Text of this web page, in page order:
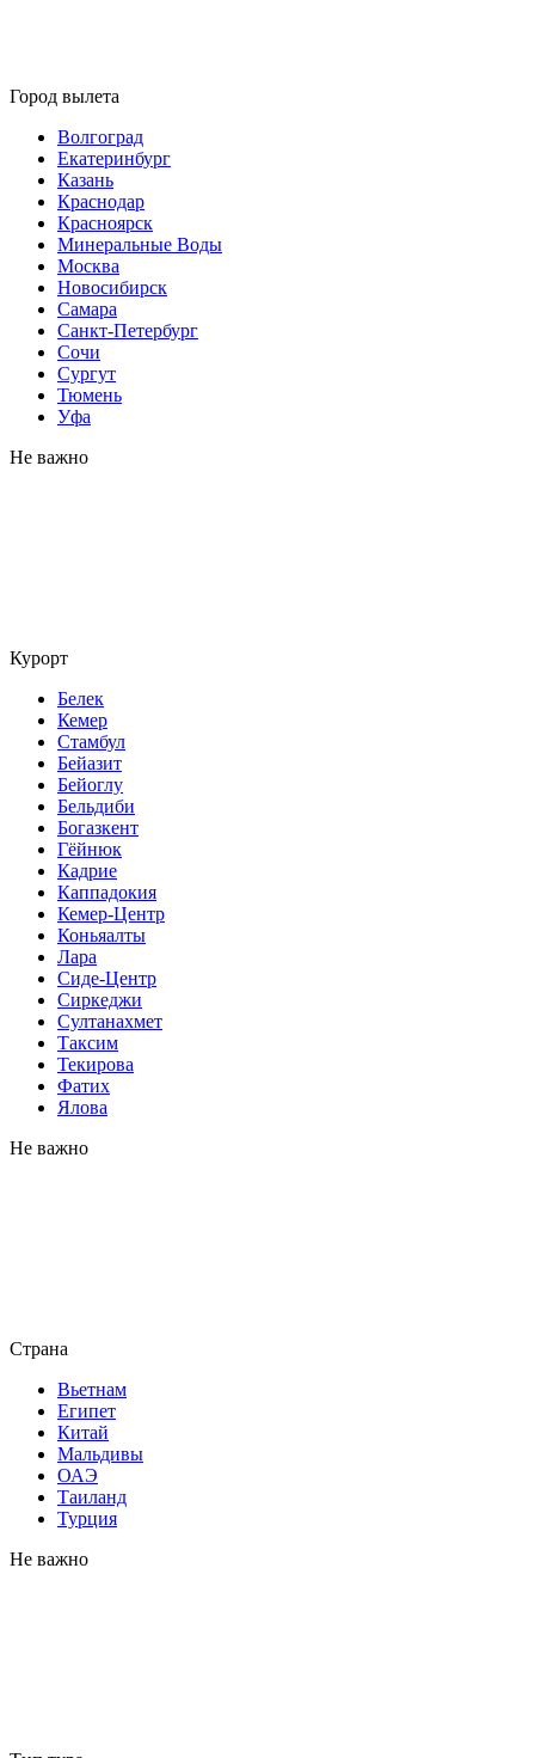
Город вылета
Волгоград
Екатеринбург
Казань
Краснодар
Красноярск
Минеральные Воды
Москва
Новосибирск
Самара
Санкт-Петербург
Сочи
Сургут
Тюмень
Уфа
Не важно
Курорт
Белек
Кемер
Стамбул
Бейазит
Бейоглу
Бельдиби
Богазкент
Гёйнюк
Кадрие
Каппадокия
Кемер-Центр
Коньяалты
Лара
Сиде-Центр
Сиркеджи
Султанахмет
Таксим
Текирова
Фатих
Ялова
Не важно
Страна
Вьетнам
Египет
Китай
Мальдивы
ОАЭ
Таиланд
Турция
Не важно